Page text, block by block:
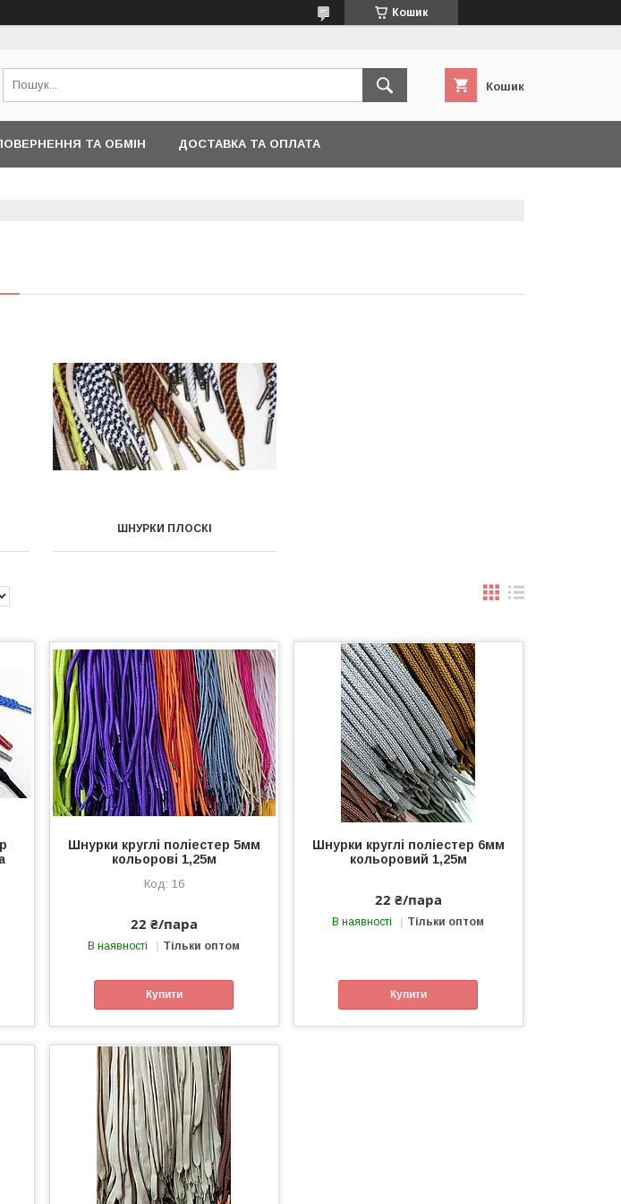
Кошик
Кошик
ТА ОБМІН ДОСТАВКА ТА ОПЛАТА
ШНУРКИ ПЛОСКІ
Шнурки круглі поліестер 5мм
кольорові 1,25м
16
22 ₴/пара
В наявності Тільки оптом
Купити
Шнурки круглі поліестер 6мм
кольоровий 1,25м
22 ₴/пара
В наявності Тільки оптом
Купити